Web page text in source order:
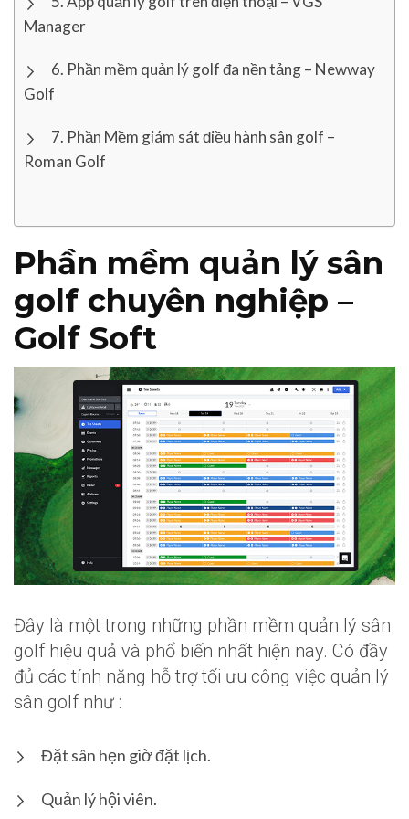
Manager
Phần mềm quản lý golf đa nền tảng – Newway
Golf
Phần Mềm giám sát điều hành sân golf –
Roman Golf
Phần mềm quản lý sân
golf chuyên nghiệp –
Golf Soft
Đây là một trong những phần mềm quản lý sân
golf hiệu quả và phổ biến nhất hiện nay. Có đầy
đủ các tính năng hỗ trợ tối ưu công việc quản lý
sân golf như :
Đặt sân hẹn giờ đặt lịch.
Quản lý hội viên.